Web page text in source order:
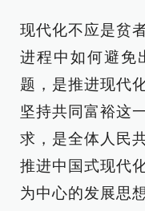
现代化不应是贫
进程中如何避免
题，是推进现代
坚持共同富裕这
求，是全体人民
推进中国式现代
为中心的发展思